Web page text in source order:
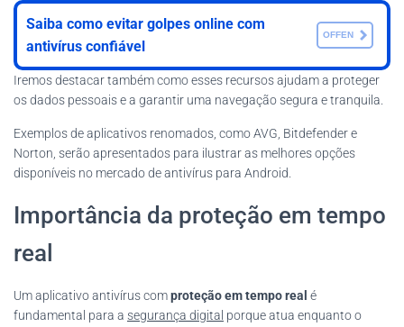
Saiba como evitar golpes online com
antivírus confiável
OFFEN
Iremos destacar também como esses recursos ajudam a proteger
os dados pessoais e a garantir uma navegação segura e tranquila.
Exemplos de aplicativos renomados, como AVG, Bitdefender e
Norton, serão apresentados para ilustrar as melhores opções
disponíveis no mercado de antivírus para Android.
Importância da proteção em tempo
real
Um aplicativo antivírus comproteção em tempo real é
fundamental para a segurança digital porque atua enquanto o